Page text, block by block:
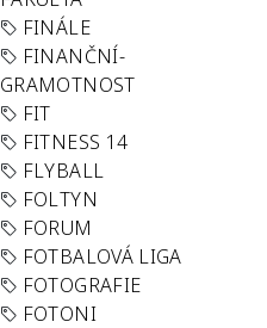
FINÁLE
FINANČNÍ-
GRAMOTNOST
FIT
FITNESS 14
FLYBALL
FOLTYN
FORUM
FOTBALOVÁ LIGA
FOTOGRAFIE
FOTONI